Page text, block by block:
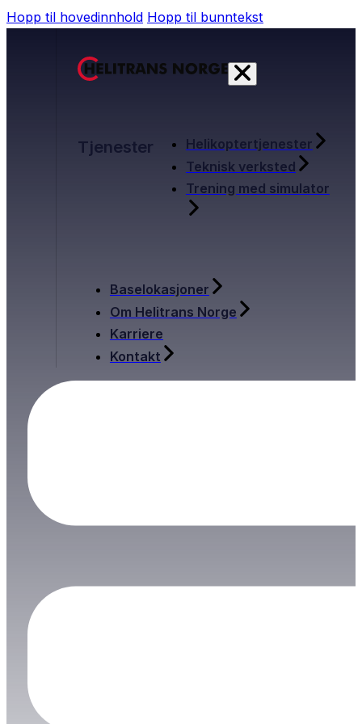
Hopp til hovedinnhold Hopp til bunntekst
Tjenester
Helikoptertjenester
Teknisk verksted
Trening med simulator
Baselokasjoner
Om Helitrans Norge
Karriere
Kontakt